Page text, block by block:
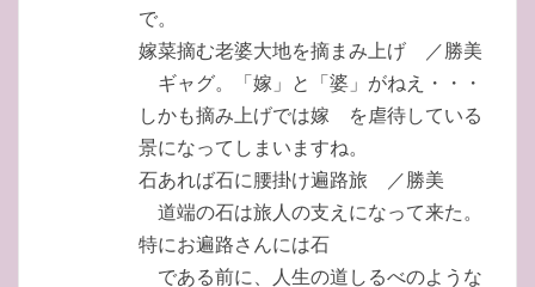
で。
嫁菜摘む老婆大地を摘まみ上げ ／勝美
ギャグ。「嫁」と「婆」がねえ・・・
しかも摘み上げでは嫁 を虐待している
景になってしまいますね。
石あれば石に腰掛け遍路旅 ／勝美
道端の石は旅人の支えになって来た。
特にお遍路さんには石
である前に、人生の道しるべのような